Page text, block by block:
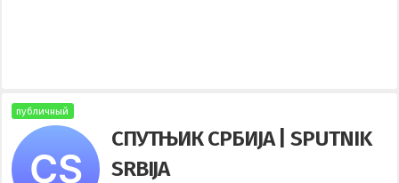
публичный
СПУТЊИК СРБИJА | SPUTNIK
SRBIJA